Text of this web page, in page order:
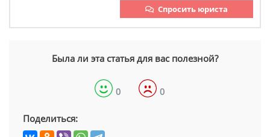
Спросить юриста
Была ли эта статья для вас полезной?
0 0
Поделиться: